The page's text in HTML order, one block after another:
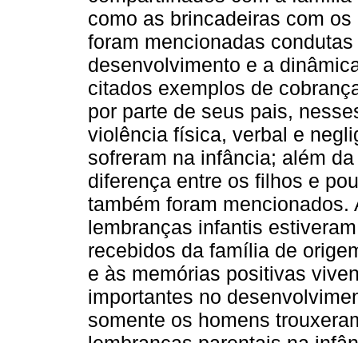
como as brincadeiras com
foram mencionadas
desenvolvimento e a
citados exemplos de
por parte de seus pais,
violência física, verbal e
sofreram na infância; além
diferença entre os filhos e
também foram
lembranças infantis
recebidos da família de
e às memórias positivas
importantes no
somente os homens